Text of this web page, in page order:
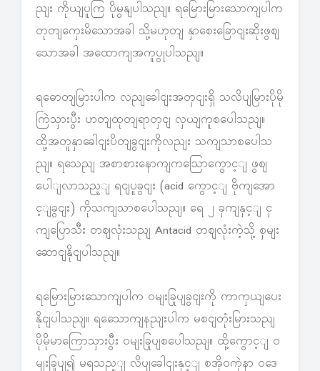
ညျး ကိုယျပူကြ ပိုမွနျပါသညျ။ ရမြေားမြားသောကျပါက
တုတျကှေးမိသောအခါ သို့မဟုတျ နှာစေးခြောငျးဆိုးဖွဈ
သောအခါ အထောကျအကူပွုပါသညျ။
ရဓောတျမြားပါက လညျခေါငျးအတှငျးရှိ သလိပျမြားပိုမို
ကြဲသှားပွီး ဟတျထုတျရာတှငျ လှယျကူစပေါသညျ။
ထို့အတူနှာခေါငျးပိတျခွငျးကိုလညျး သကျသာစပေါသ
ညျ။ ရသေညျ အစာစားနောကျကသြောကွောင့ျ ဖွဈ
ပေါျလာသည့ျ ရငျပူခွငျး (acid ကွောင့ျ ဗိုကျအော
င့ျခွငျး) ကိုသကျသာစပေါသညျ။ ရေ ၂ ခှကျနှင့ျ ငှ
ကျပြောသီး တဈလုံးသညျ Antacid တဈလုံးကဲ့သို့ စှမျး
ဆောငျနိုငျပါသညျ။
ရမြေားမြားသောကျပါက ဝမျးခြုပျခွငျးကို ကာကှယျပေး
နိုငျပါသညျ။ ရသေောကျနညျးပါက မစငျတုံးမြားသညျ
ပိုမိုမာကြောသှားပွီး ဝမျးခြုပျစပေါသညျ။ ထို့ကွောင့ျ ဝ
မျးခြုပျ၍ မရသည့ျ လိပျခေါငျးနှင့ျ စအိုဝကှဲနာ ဝဒေ